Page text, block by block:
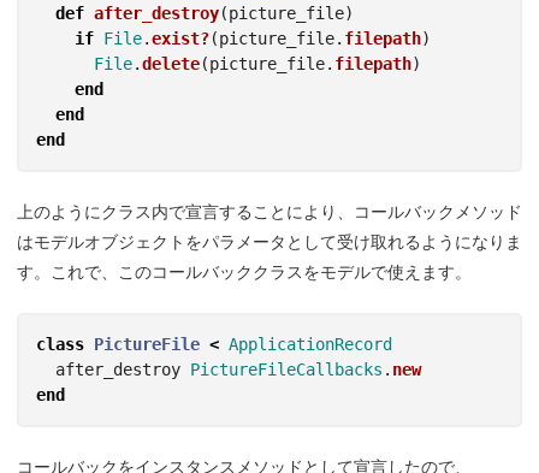
def after_destroy(picture_file)
if File.exist?(picture_file. filepath)
File.delete(picture_file. filepath)
end
end
end
上のようにクラス内で宣言することにより、コールバックメソッド
はモデルオブジェクトをパラメータとして受け取れるようになりま
す。これで、このコールバッククラスをモデルで使えます。
class PictureFile < ApplicationRecord
after_destroy PictureFileCallbacks . new
end
コールバックをインスタンスメソッドとして宣言したので、